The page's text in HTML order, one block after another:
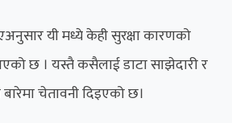
यी मध्ये केही सुरक्षा कारणको
छ । यस्तै कसैलाई डाटा साझेदारी र
चेतावनी दिइएको छ।